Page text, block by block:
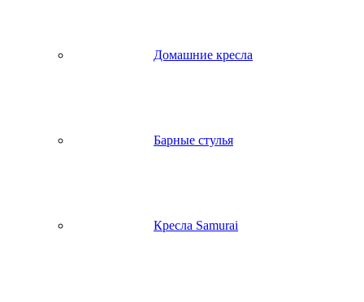
Домашние кресла
Барные стулья
Кресла Samurai